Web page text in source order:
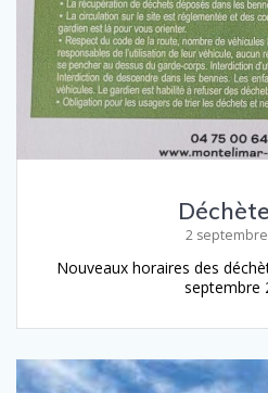
2
Nouveaux horaires des
septembre